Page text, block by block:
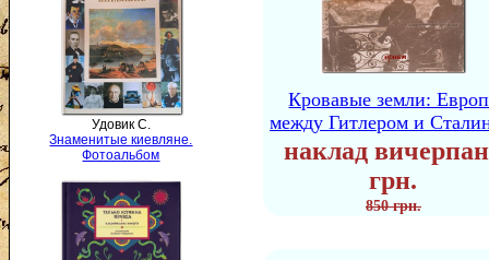
Удовик С.
Знаменитые киевляне.
Фотоальбом
Кровавые земли:
между Гитлером и
наклад
грн.
850 грн.